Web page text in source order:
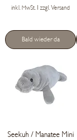
inkl. MwSt. | zzgl. Versand
Bald wieder da
Seekuh / Manatee Mini